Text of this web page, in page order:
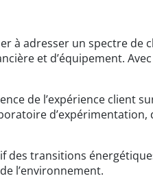
à adresser un spectre
et d’équipement.
de l’expérience client
des transitions
l’environnement.